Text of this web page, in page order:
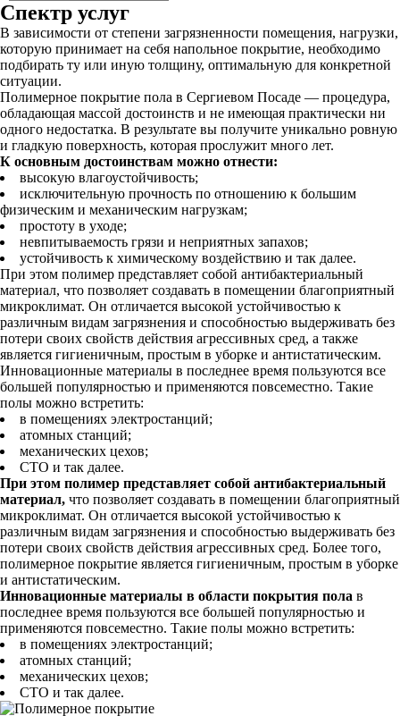
Спектр услуг
В зависимости от степени загрязненности помещения, нагрузки,
которую принимает на себя напольное покрытие, необходимо
подбирать ту или иную толщину, оптимальную для конкретной
ситуации.
Полимерное покрытие пола в Сергиевом Посаде — процедура,
обладающая массой достоинств и не имеющая практически ни
одного недостатка. В результате вы получите уникально ровную
и гладкую поверхность, которая прослужит много лет.
К основным достоинствам можно отнести:
высокую влагоустойчивость;
исключительную прочность по отношению к большим
физическим и механическим нагрузкам;
простоту в уходе;
невпитываемость грязи и неприятных запахов;
устойчивость к химическому воздействию и так далее.
При этом полимер представляет собой антибактериальный
материал, что позволяет создавать в помещении благоприятный
микроклимат. Он отличается высокой устойчивостью к
различным видам загрязнения и способностью выдерживать без
потери своих свойств действия агрессивных сред, а также
является гигиеничным, простым в уборке и антистатическим.
Инновационные материалы в последнее время пользуются все
большей популярностью и применяются повсеместно. Такие
полы можно встретить:
в помещениях электростанций;
атомных станций;
механических цехов;
СТО и так далее.
При этом полимер представляет собой антибактериальный
материал, что позволяет создавать в помещении благоприятный
микроклимат. Он отличается высокой устойчивостью к
различным видам загрязнения и способностью выдерживать без
потери своих свойств действия агрессивных сред. Более того,
полимерное покрытие является гигиеничным, простым в уборке
и антистатическим.
Инновационные материалы в области покрытия пола в
последнее время пользуются все большей популярностью и
применяются повсеместно. Такие полы можно встретить:
в помещениях электростанций;
атомных станций;
механических цехов;
СТО и так далее.